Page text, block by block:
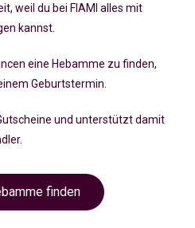
weil du bei FIAMI alles mit
kannst.
eine Hebamme zu finden,
Geburtstermin
und unterstützt damit
finden